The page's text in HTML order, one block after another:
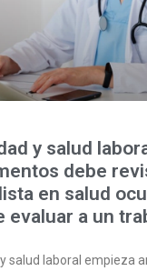
y salud
debe
en salud
evaluar a un
y salud laboral empieza